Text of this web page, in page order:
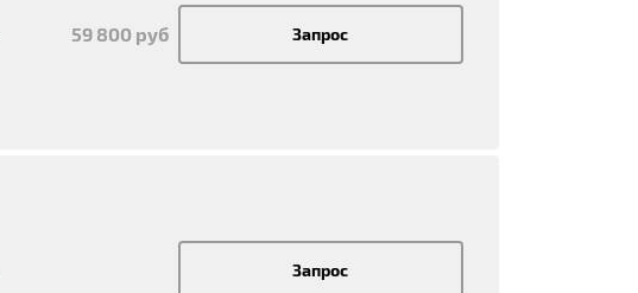
59 800 руб Запрос
Запрос